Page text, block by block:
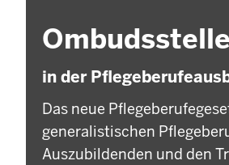
Ombudsstelle
in der
Das neue
generalistischen
Auszubildenden und den